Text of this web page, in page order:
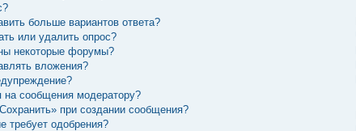
больше вариантов ответа?
или удалить опрос?
некоторые форумы?
вложения?
на сообщения модератору?
при создании сообщения?
требует одобрения?